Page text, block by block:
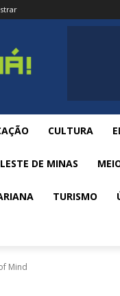
CULTURA
LESTE DE MINAS
TURISMO
Mind